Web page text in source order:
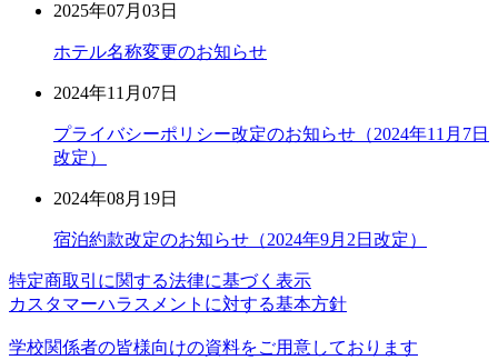
2025年07月03日
ホテル名称変更のお知らせ
2024年11月07日
プライバシーポリシー改定のお知らせ（2024年11月7日
改定）
2024年08月19日
宿泊約款改定のお知らせ（2024年9月2日改定）
特定商取引に関する法律に基づく表示
カスタマーハラスメントに対する基本方針
学校関係者の皆様向けの資料をご用意しております